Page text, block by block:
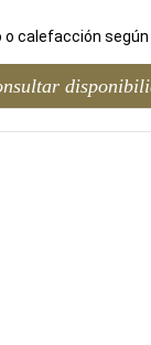
o calefacción